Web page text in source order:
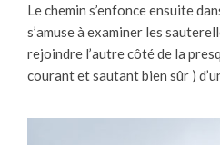
Le chemin s’enfonce ensuite
s’amuse à examiner les
rejoindre l’autre côté de la
courant et sautant bien sûr )